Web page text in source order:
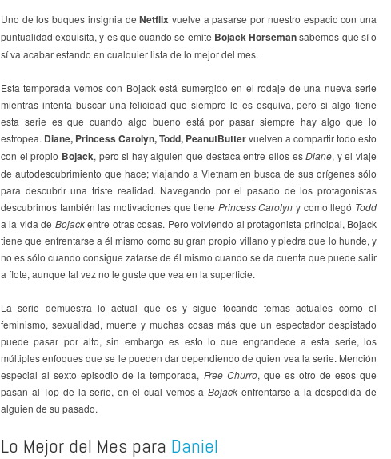
Uno de los buques insignia deNetflix vuelve a pasarse por nuestro espacio con una
puntualidad exquisita, y es que cuando se emite Bojack Horsemansabemos que sí o
sí va acabar estando en cualquier lista de lo mejor del mes.
Esta temporada vemos con Bojack está sumergido en el rodaje de una nueva serie
mientras intenta buscar una felicidad que siempre le es esquiva, pero si algo tiene
esta serie es que cuando algo bueno está por pasar siempre hay algo que lo
estropea. Diane, Princess Carolyn, Todd, PeanutButtervuelven a compartir todo esto
con el propio Bojack, pero si hay alguien que destaca entre ellos esDiane, y el viaje
de autodescubrimiento que hace; viajando a Vietnam en busca de sus orígenes sólo
para descubrir una triste realidad. Navegando por el pasado de los protagonistas
descubrimos también las motivaciones que tiene Princess Carolyn y como llegó Todd
a la vida de Bojackentre otras cosas. Pero volviendo al protagonista principal, Bojack
tiene que enfrentarse a él mismo como su gran propio villano y piedra que lo hunde, y
no es sólo cuando consigue zafarse de él mismo cuando se da cuenta que puede salir
a flote, aunque tal vez no le guste que vea en la superficie.
La serie demuestra lo actual que es y sigue tocando temas actuales como el
feminismo, sexualidad, muerte y muchas cosas más que un espectador despistado
puede pasar por alto, sin embargo es esto lo que engrandece a esta serie, los
múltiples enfoques que se le pueden dar dependiendo de quien vea la serie. Mención
especial al sexto episodio de la temporada, Free Churro, que es otro de esos que
pasan al Top de la serie, en el cual vemos a Bojackenfrentarse a la despedida de
alguien de su pasado.
Lo Mejor del Mes para Daniel